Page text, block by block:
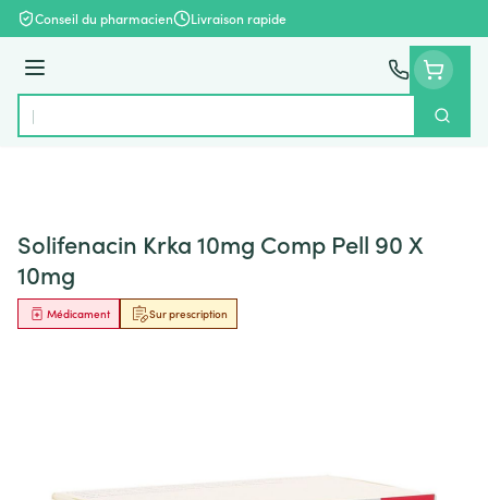
Aller au contenu
Conseil du pharmacien Livraison rapide
Menu
Rechercher
Solifenacin Krka 10mg Comp Pell 90 X
10mg
Sur prescription
Médicament